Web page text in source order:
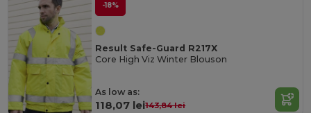
-18%
Result Safe-Guard R217X
Core High Viz Winter Blouson
As low as:
118,07 lei143,84 lei